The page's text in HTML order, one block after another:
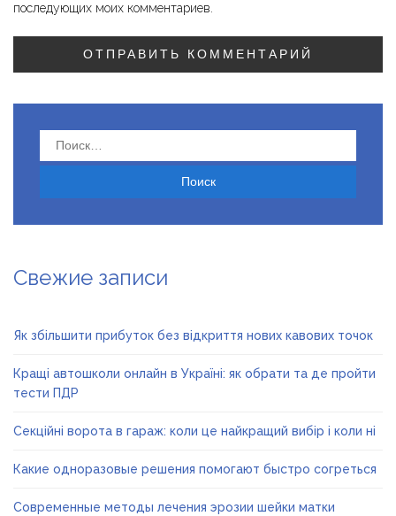
последующих моих комментариев.
Найти:
Свежие записи
Як збільшити прибуток без відкриття нових кавових точок
Кращі автошколи онлайн в Україні: як обрати та де пройти
тести ПДР
Секційні ворота в гараж: коли це найкращий вибір і коли ні
Какие одноразовые решения помогают быстро согреться
Современные методы лечения эрозии шейки матки